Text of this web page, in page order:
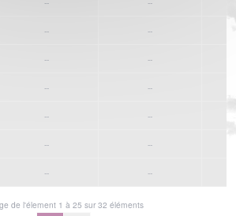
-- --
-- --
-- --
-- --
-- --
-- --
de l'élement 1 à 25 sur 32 éléments